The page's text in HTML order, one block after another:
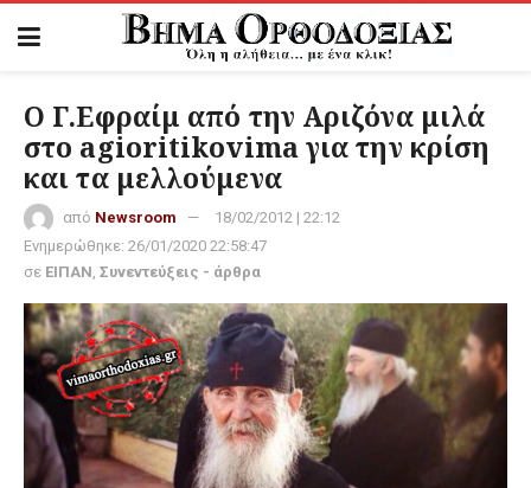
Ο Γ.Εφραίμ από την Αριζόνα μιλά
στο agioritikovima για την κρίση
και τα μελλούμενα
από Newsroom
18/02/2012 | 22:12
Ενημερώθηκε: 26/01/2020 22:58:47
σε ΕΙΠΑΝ, Συνεντεύξεις - άρθρα